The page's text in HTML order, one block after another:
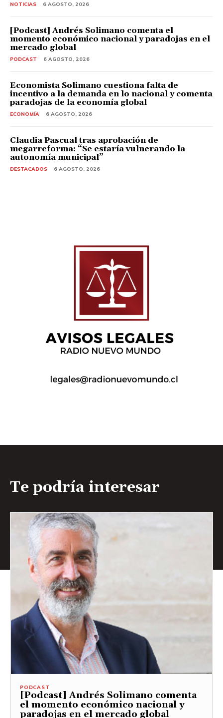
NOTICIAS 6 AGOSTO, 2026
[Podcast] Andrés Solimano comenta el
momento económico nacional y paradojas en el
mercado global
PODCAST 6 AGOSTO, 2026
Economista Solimano cuestiona falta de
incentivo a la demanda en lo nacional y comenta
paradojas de la economía global
ECONOMÍA 6 AGOSTO, 2026
Claudia Pascual tras aprobación de
megarreforma: “Se estaría vulnerando la
autonomía municipal”
DESTACADOS 6 AGOSTO, 2026
Te podría interesar
PODCAST
[Podcast] Andrés Solimano comenta
el momento económico nacional y
paradojas en el mercado global